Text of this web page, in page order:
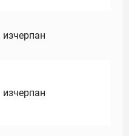
изчерпан
изчерпан